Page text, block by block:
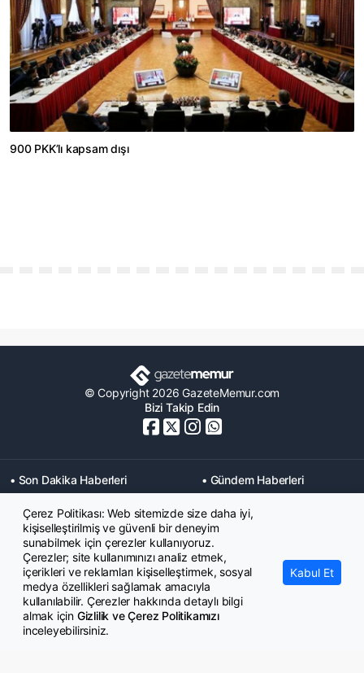
900 PKK’lı kapsam dışı
© Copyright 2026 GazeteMemur.com
Bizi Takip Edin
• Son Dakika Haberleri
• Gündem Haberleri
• Memurlar Haberleri
• KPSS Haberleri
• Ekonomi Haberleri
• Eğitim Haberleri
• Yaşam Haberleri
• Maaş Verileri Haberleri
• Mahkeme Kararları
Haberleri
Çerez Politikası: Web sitemizde size daha iyi,
kişiselleştirilmiş ve güvenli bir deneyim
sunabilmek için çerezler kullanıyoruz.
Çerezler; site kullanımınızı analiz etmek,
içerikleri ve reklamları kişiselleştirmek, sosyal
medya özellikleri sağlamak amacıyla
kullanılabilir. Çerezler hakkında detaylı bilgi
almak için Gizlilik ve Çerez Politikamızı
inceleyebilirsiniz.
Kabul Et